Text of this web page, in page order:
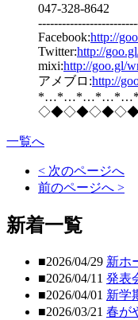
047-328-8642
Facebook:http://
Twitter:http://
mixi:http://goo.gl/
アメブロ:http://
一覧へ
< 次のページへ
前のページへ >
新着一覧
■2026/04/29 新ホ
■2026/04/11 発表
■2026/04/01 新学
■2026/03/21 春が